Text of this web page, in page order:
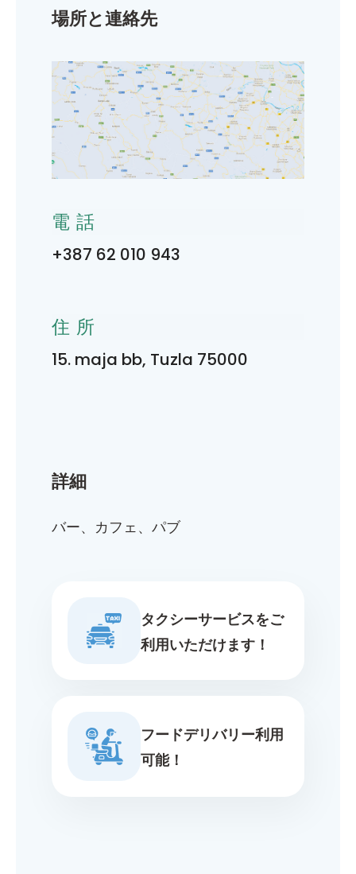
詳細
バー、カフェ、パブ
タクシーサービスをご
利用いただけます！
フードデリバリー利用
可能！
場所と連絡先
電話
+387 62 010 943
住所
15. maja bb, Tuzla 75000